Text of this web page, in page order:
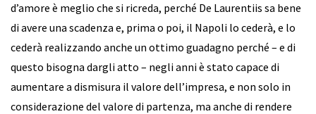
d’amore è meglio che si ricreda, perché De Laurentiis sa bene
di avere una scadenza e, prima o poi, il Napoli lo cederà, e lo
cederà realizzando anche un ottimo guadagno perché – e di
questo bisogna dargli atto – negli anni è stato capace di
aumentare a dismisura il valore dell’impresa, e non solo in
considerazione del valore di partenza, ma anche di rendere